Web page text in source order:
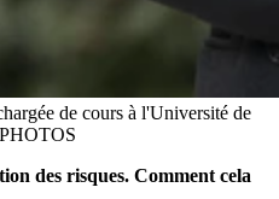
de cours à l'Université de
des risques. Comment cela